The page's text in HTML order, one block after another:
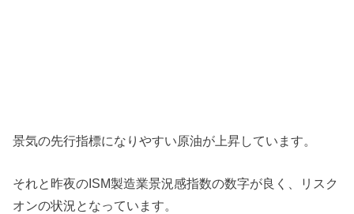
景気の先行指標になりやすい原油が上昇しています。
それと昨夜のISM製造業景況感指数の数字が良く、リスク
オンの状況となっています。